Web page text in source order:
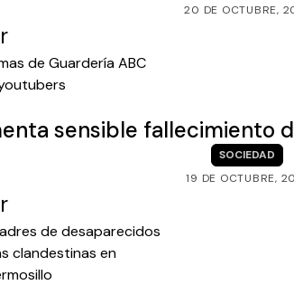
20 DE OCTUBRE,
de Guardería ABC
sensible fallecimiento
SOCIEDAD
19 DE OCTUBRE,
de desaparecidos
clandestinas en